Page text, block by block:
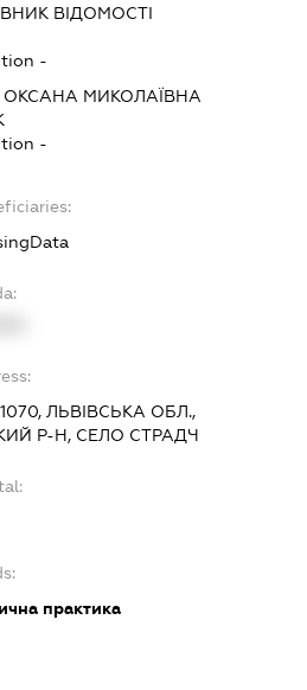
ВІДОМОСТІ
-
ОКСАНА МИКОЛАЇВНА
-
ЛЬВІВСЬКА ОБЛ.,
Р-Н, СЕЛО СТРАДЧ
практика